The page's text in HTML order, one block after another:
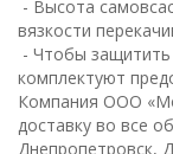
- Высота
вязкости
- Чтобы
комплектуют
Компания ООО
доставку во все
Днепропетровск,